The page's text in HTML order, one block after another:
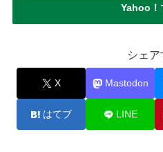
Yahoo！
シェア
X Mastodon
はてブ LINE